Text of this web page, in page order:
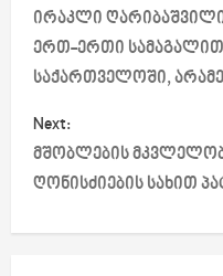
o
s
t
n
ირაკლი
ერთ-ერთი
საქართველოში,
Next:
მშობლების
ღონისძიების სახით